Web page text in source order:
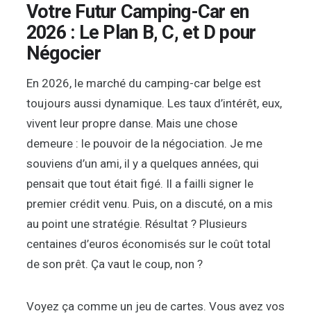
Votre Futur Camping-Car en
2026 : Le Plan B, C, et D pour
Négocier
En 2026, le marché du camping-car belge est
toujours aussi dynamique. Les taux d’intérêt, eux,
vivent leur propre danse. Mais une chose
demeure : le pouvoir de la négociation. Je me
souviens d’un ami, il y a quelques années, qui
pensait que tout était figé. Il a failli signer le
premier crédit venu. Puis, on a discuté, on a mis
au point une stratégie. Résultat ? Plusieurs
centaines d’euros économisés sur le coût total
de son prêt. Ça vaut le coup, non ?
Voyez ça comme un jeu de cartes. Vous avez vos